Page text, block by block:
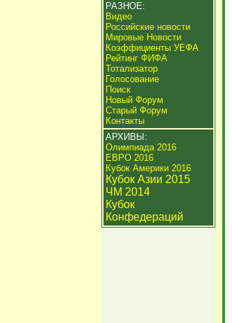
РАЗНОЕ:
Видео
Российские новости
Мировые Новости
Коэффициенты УЕФА
Рейтинг ФИФА
Тотализатор
Голосование
Поиск
Новый Форум
Старый Форум
Контакты
АРХИВЫ:
Олимпиада 2016
ЕВРО 2016
Кубок Америки 2016
Кубок Азии 2015
ЧМ 2014
Кубок
Конфедераций